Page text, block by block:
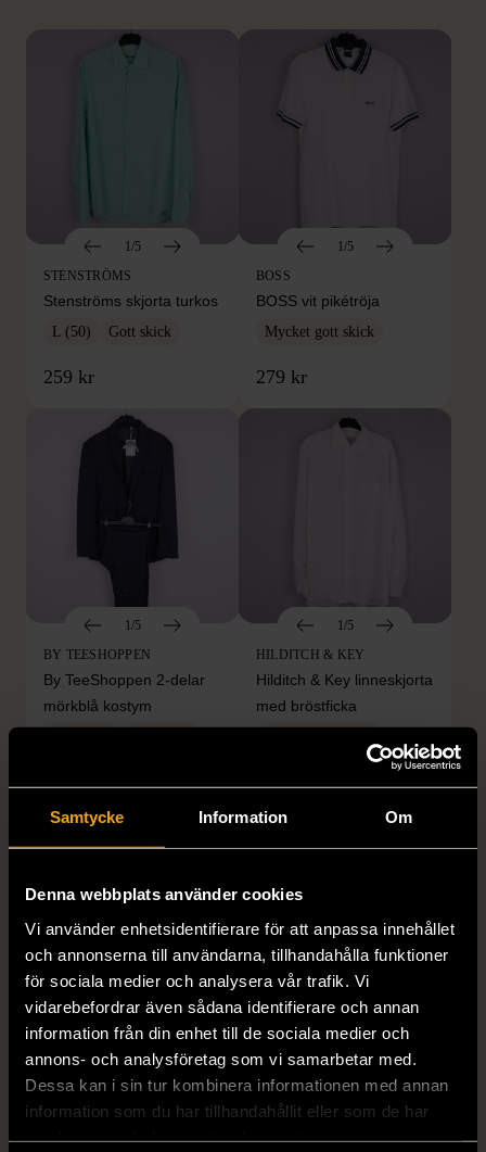
Samtycke Information Om
Denna webbplats använder cookies
Vi använder enhetsidentifierare för att anpassa innehållet
och annonserna till användarna, tillhandahålla funktioner
för sociala medier och analysera vår trafik. Vi
vidarebefordrar även sådana identifierare och annan
information från din enhet till de sociala medier och
annons- och analysföretag som vi samarbetar med.
Dessa kan i sin tur kombinera informationen med annan
information som du har tillhandahållit eller som de har
1/5
STENSTRÖMS
Stenströms skjorta turkos
L (50) Gott skick
259 kr
1/5
BOSS
BOSS vit pikétröja
Mycket gott skick
279 kr
1/5
BY TEESHOPPEN
By TeeShoppen 2-delar
mörkblå kostym
399 kr
1/5
HILDITCH & KEY
Hilditch & Key linneskjorta
med bröstficka
399 kr
1/5
DRESSMANN
Dressmann -
Kostymbyxor med
1/5
BONDELID
Bondelid - Randig skjorta
- Blå vit
XL (52)